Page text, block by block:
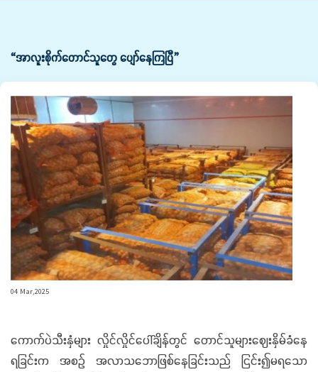
“အာလူးစိုက်တောင်သူတွေ ပျော်နေကြပြီ”
04 Mar,2025
ကောက်ပဲသီးနှံများ လှိုင်လှိုင်ပေါ်ချိန်တွင် တောင်သူများဈေးနှိမ်ခံနေ
ရခြင်းက အစဉ် အလာသဘောဖြစ်နေခြင်းသည် ငြင်း၍မရသော